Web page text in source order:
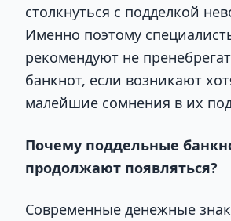
столкнуться с подделкой
Именно поэтому
рекомендуют не
банкнот, если возникают
малейшие сомнения в их
Почему поддельные
продолжают появляться?
Современные денежные